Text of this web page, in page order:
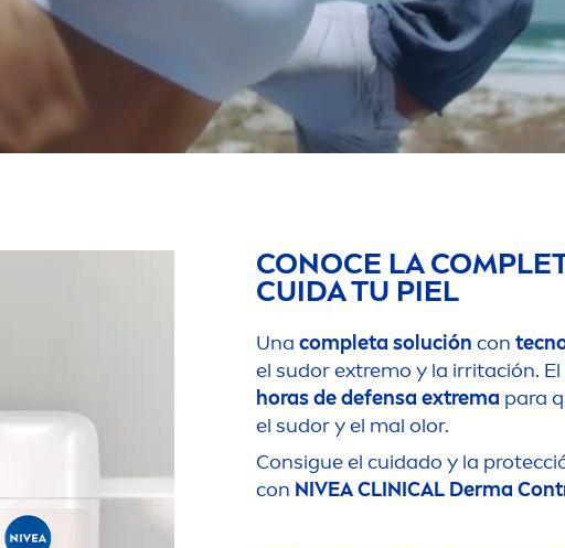
CONOCE LA
CUIDA TU PIEL
Una completa solución con
el sudor extremo y la irritación.
horas de defensa extrema para
el sudor y el mal olor.
Consigue el cuidado y la
con NIVEACLINICAL Derma